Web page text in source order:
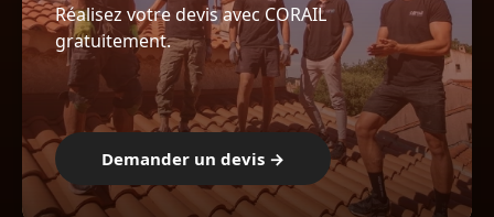
Réalisez votre devis avec CORAIL
gratuitement.
Demander un devis →